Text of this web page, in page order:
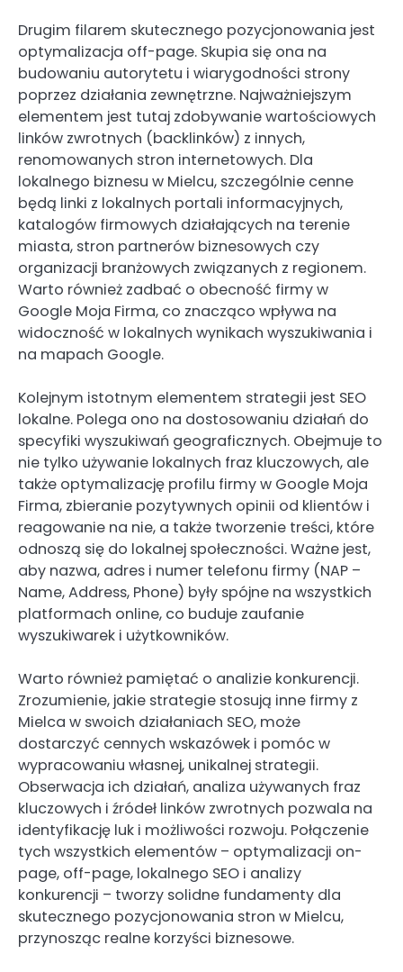
Drugim filarem skutecznego pozycjonowania jest
optymalizacja off-page. Skupia się ona na
budowaniu autorytetu i wiarygodności strony
poprzez działania zewnętrzne. Najważniejszym
elementem jest tutaj zdobywanie wartościowych
linków zwrotnych (backlinków) z innych,
renomowanych stron internetowych. Dla
lokalnego biznesu w Mielcu, szczególnie cenne
będą linki z lokalnych portali informacyjnych,
katalogów firmowych działających na terenie
miasta, stron partnerów biznesowych czy
organizacji branżowych związanych z regionem.
Warto również zadbać o obecność firmy w
Google Moja Firma, co znacząco wpływa na
widoczność w lokalnych wynikach wyszukiwania i
na mapach Google.
Kolejnym istotnym elementem strategii jest SEO
lokalne. Polega ono na dostosowaniu działań do
specyfiki wyszukiwań geograficznych. Obejmuje to
nie tylko używanie lokalnych fraz kluczowych, ale
także optymalizację profilu firmy w Google Moja
Firma, zbieranie pozytywnych opinii od klientów i
reagowanie na nie, a także tworzenie treści, które
odnoszą się do lokalnej społeczności. Ważne jest,
aby nazwa, adres i numer telefonu firmy (NAP –
Name, Address, Phone) były spójne na wszystkich
platformach online, co buduje zaufanie
wyszukiwarek i użytkowników.
Warto również pamiętać o analizie konkurencji.
Zrozumienie, jakie strategie stosują inne firmy z
Mielca w swoich działaniach SEO, może
dostarczyć cennych wskazówek i pomóc w
wypracowaniu własnej, unikalnej strategii.
Obserwacja ich działań, analiza używanych fraz
kluczowych i źródeł linków zwrotnych pozwala na
identyfikację luk i możliwości rozwoju. Połączenie
tych wszystkich elementów – optymalizacji on-
page, off-page, lokalnego SEO i analizy
konkurencji – tworzy solidne fundamenty dla
skutecznego pozycjonowania stron w Mielcu,
przynosząc realne korzyści biznesowe.